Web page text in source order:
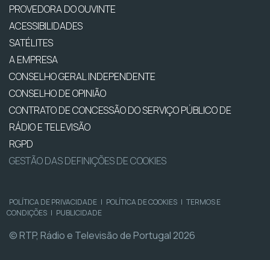
PROVEDORA DO OUVINTE
ACESSIBILIDADES
SATÉLITES
A EMPRESA
CONSELHO GERAL INDEPENDENTE
CONSELHO DE OPINIÃO
CONTRATO DE CONCESSÃO DO SERVIÇO PÚBLICO DE
RÁDIO E TELEVISÃO
RGPD
GESTÃO DAS DEFINIÇÕES DE COOKIES
POLÍTICA DE PRIVACIDADE | POLÍTICA DE COOKIES | TERMOS E
CONDIÇÕES | PUBLICIDADE
© RTP, Rádio e Televisão de Portugal 2026